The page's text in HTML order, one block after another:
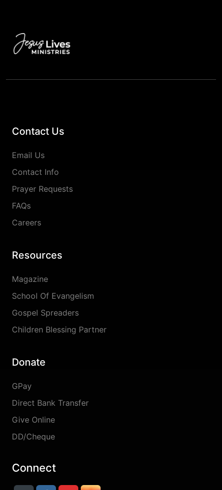
Contact Us
Email Us
Contact Info
Prayer Requests
FAQs
Careers
Resources
Magazine
School Of Evangelism
Gospel Spreaders
Children Blessing Partner
Donate
GPay
Direct Bank Transfer
Give Online
DD/Cheque
Connect